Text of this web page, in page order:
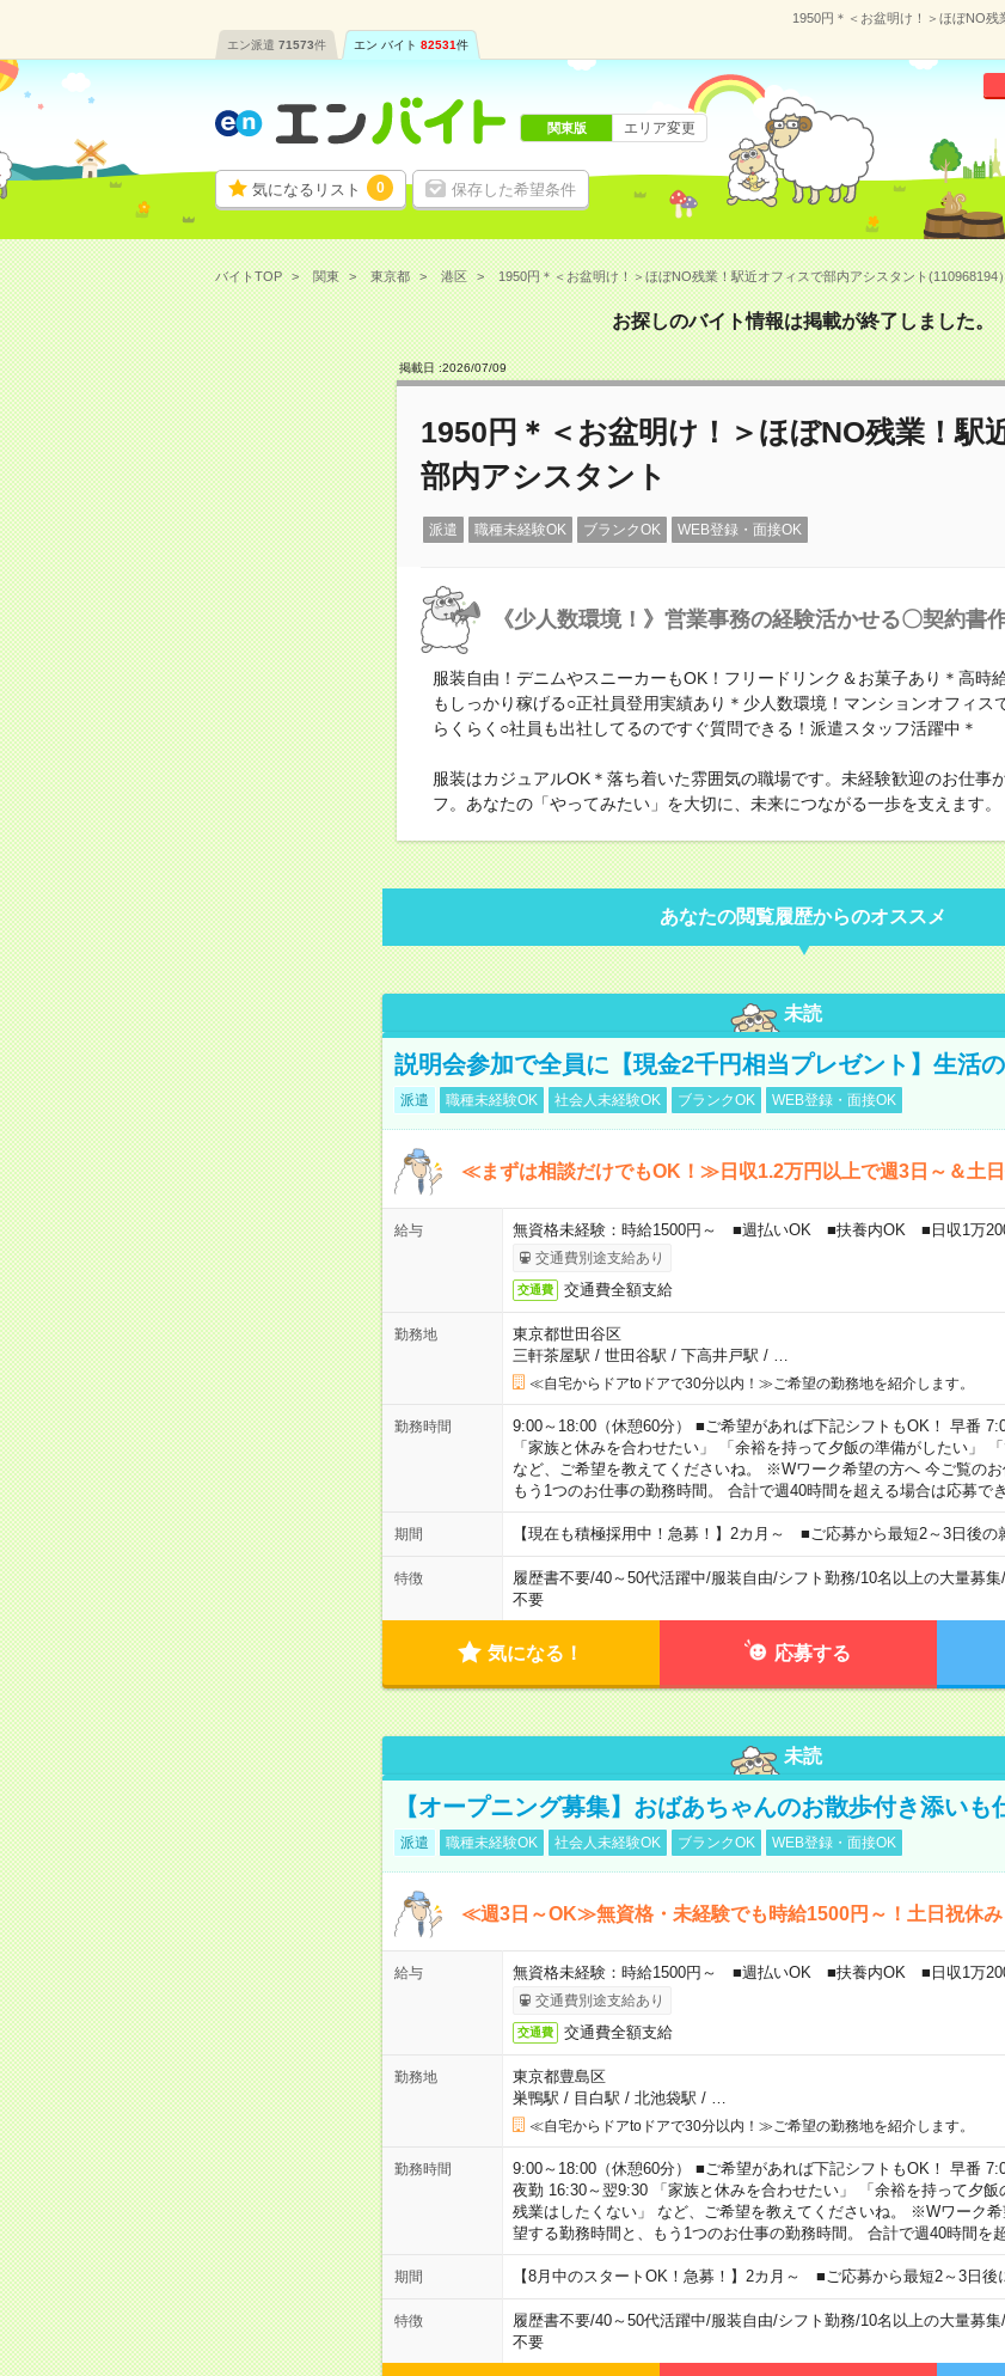
1950円＊＜お盆明け！＞ほぼNO残
エン派遣 71573件 エン バイト 82531件
気になるリスト 0 保存した希望条件
関東版 エリア変更
バイトTOP 関東 東京都 港区 1950円＊＜お盆明け！＞ほぼNO残業！駅近オフィスで部内アシスタント(110968194
お探しのバイト情報は掲載が終了しました。
掲載日 :2026/07/09
1950円＊＜お盆明け！＞ほぼNO残業！駅
部内アシスタント
派遣 職種未経験OK ブランクOK WEB登録・面接OK
《少人数環境！》営業事務の経験活かせる〇契約書
服装自由！デニムやスニーカーもOK！フリードリンク＆お菓子あり＊高時
もしっかり稼げる○正社員登用実績あり＊少人数環境！マンションオフィス
らくらく○社員も出社してるのですぐ質問できる！派遣スタッフ活躍中＊
服装はカジュアルOK＊落ち着いた雰囲気の職場です。未経験歓迎のお仕事
フ。あなたの「やってみたい」を大切に、未来につながる一歩を支えます。
あなたの閲覧履歴からのオススメ
未読
説明会参加で全員に【現金2千円相当プレゼント】生活
派遣 職種未経験OK 社会人未経験OK ブランクOK WEB登録・面接OK
≪まずは相談だけでもOK！≫日収1.2万円以上で週3日～＆土日
給与 無資格未経験：時給1500円～ ■週払いOK ■扶養内OK ■日収1万
交通費別途支給あり
交通費 交通費全額支給
勤務地
東京都世田谷区
三軒茶屋駅 / 世田谷駅 / 下高井戸駅 /
≪自宅からドアtoドアで30分以内！≫ご希望の勤務地を紹介します。
勤務時間
9:00～18:00（休憩60分） ■ご希望があれば下記シフトもOK！ 早番
「家族と休みを合わせたい」 「余裕を持って夕飯の準備がしたい」
など、ご希望を教えてくださいね。 ※Wワーク希望の方へ 今ご覧のお
もう1つのお仕事の勤務時間。 合計で週40時間を超える場合は応募でき
期間 【現在も積極採用中！急募！】2カ月～ ■ご応募から最短2～3日後の
特徴 履歴書不要/40～50代活躍中/服装自由/シフト勤務/10名以上の大量募集/
不要
気になる！ 応募する
未読
【オープニング募集】おばあちゃんのお散歩付き添いも
派遣 職種未経験OK 社会人未経験OK ブランクOK WEB登録・面接OK
≪週3日～OK≫無資格・未経験でも時給1500円～！土日祝休み
給与 無資格未経験：時給1500円～ ■週払いOK ■扶養内OK ■日収1万
交通費別途支給あり
交通費 交通費全額支給
勤務地
東京都豊島区
巣鴨駅 / 目白駅 / 北池袋駅 /
≪自宅からドアtoドアで30分以内！≫ご希望の勤務地を紹介します。
勤務時間
9:00～18:00（休憩60分） ■ご希望があれば下記シフトもOK！ 早番
夜勤 16:30～翌9:30 「家族と休みを合わせたい」 「余裕を持って夕
残業はしたくない」 など、ご希望を教えてくださいね。 ※Wワーク
望する勤務時間と、もう1つのお仕事の勤務時間。 合計で週40時間を
期間 【8月中のスタートOK！急募！】2カ月～ ■ご応募から最短2～3日後
特徴 履歴書不要/40～50代活躍中/服装自由/シフト勤務/10名以上の大量募集/
不要